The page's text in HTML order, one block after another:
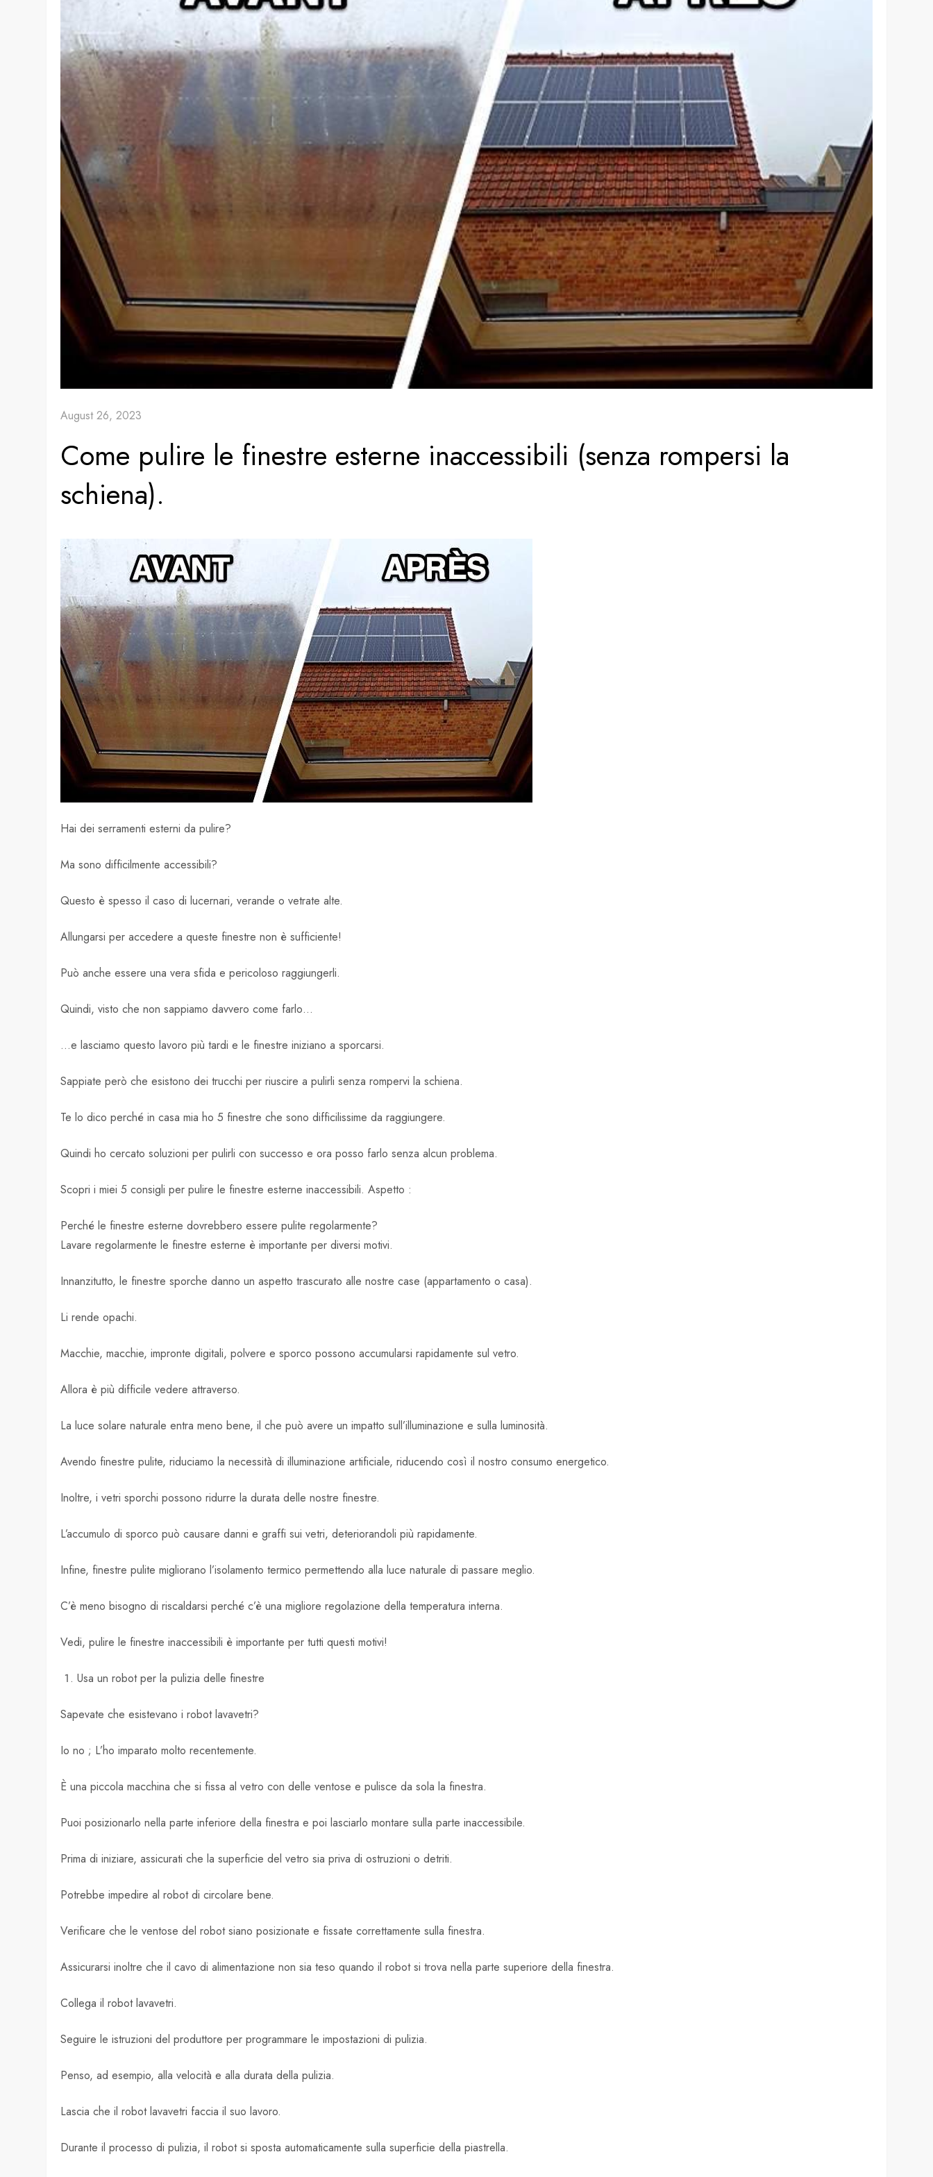
August 26, 2023
Come pulire le finestre esterne inaccessibili (senza rompersi la
schiena).
Hai dei serramenti esterni da pulire?
Ma sono difficilmente accessibili?
Questo è spesso il caso di lucernari, verande o vetrate alte.
Allungarsi per accedere a queste finestre non è sufficiente!
Può anche essere una vera sfida e pericoloso raggiungerli.
Quindi, visto che non sappiamo davvero come farlo…
…e lasciamo questo lavoro più tardi e le finestre iniziano a sporcarsi.
Sappiate però che esistono dei trucchi per riuscire a pulirli senza rompervi la schiena.
Te lo dico perché in casa mia ho 5 finestre che sono difficilissime da raggiungere.
Quindi ho cercato soluzioni per pulirli con successo e ora posso farlo senza alcun problema.
Scopri i miei 5 consigli per pulire le finestre esterne inaccessibili. Aspetto :
Perché le finestre esterne dovrebbero essere pulite regolarmente?
Lavare regolarmente le finestre esterne è importante per diversi motivi.
Innanzitutto, le finestre sporche danno un aspetto trascurato alle nostre case (appartamento o casa).
Li rende opachi.
Macchie, macchie, impronte digitali, polvere e sporco possono accumularsi rapidamente sul vetro.
Allora è più difficile vedere attraverso.
La luce solare naturale entra meno bene, il che può avere un impatto sull’illuminazione e sulla luminosità.
Avendo finestre pulite, riduciamo la necessità di illuminazione artificiale, riducendo così il nostro consumo energetico.
Inoltre, i vetri sporchi possono ridurre la durata delle nostre finestre.
L’accumulo di sporco può causare danni e graffi sui vetri, deteriorandoli più rapidamente.
Infine, finestre pulite migliorano l’isolamento termico permettendo alla luce naturale di passare meglio.
C’è meno bisogno di riscaldarsi perché c’è una migliore regolazione della temperatura interna.
Vedi, pulire le finestre inaccessibili è importante per tutti questi motivi!
Usa un robot per la pulizia delle finestre
Sapevate che esistevano i robot lavavetri?
Io no ; L’ho imparato molto recentemente.
È una piccola macchina che si fissa al vetro con delle ventose e pulisce da sola la finestra.
Puoi posizionarlo nella parte inferiore della finestra e poi lasciarlo montare sulla parte inaccessibile.
Prima di iniziare, assicurati che la superficie del vetro sia priva di ostruzioni o detriti.
Potrebbe impedire al robot di circolare bene.
Verificare che le ventose del robot siano posizionate e fissate correttamente sulla finestra.
Assicurarsi inoltre che il cavo di alimentazione non sia teso quando il robot si trova nella parte superiore della finestra.
Collega il robot lavavetri.
Seguire le istruzioni del produttore per programmare le impostazioni di pulizia.
Penso, ad esempio, alla velocità e alla durata della pulizia.
Lascia che il robot lavavetri faccia il suo lavoro.
Durante il processo di pulizia, il robot si sposta automaticamente sulla superficie della piastrella.